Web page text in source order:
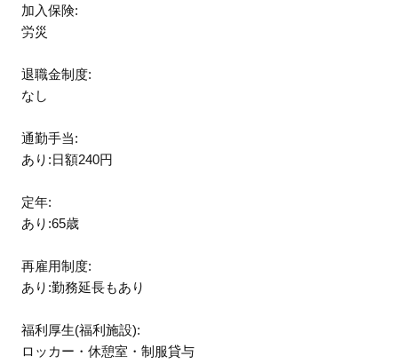
加入保険:
労災
退職金制度:
なし
通勤手当:
あり:日額240円
定年:
あり:65歳
再雇用制度:
あり:勤務延長もあり
福利厚生(福利施設):
ロッカー・休憩室・制服貸与